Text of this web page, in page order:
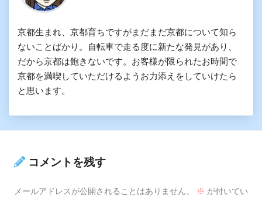
京都生まれ、京都育ちですがまだまだ京都について知ら
ないことばかり。自転車で走る度に新たな発見があり、
だから京都は飽きないです。お客様が限られたお時間で
京都を満喫していただけるようお力添えをしていけたら
と思います。
コメントを残す
メールアドレスが公開されることはありません。 ※ が付いてい